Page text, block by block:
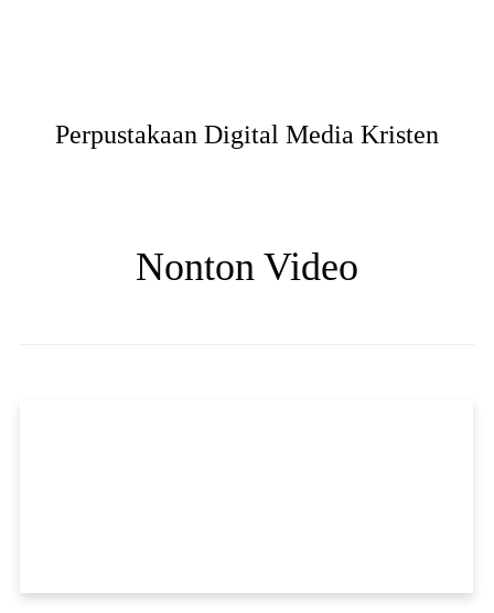
Perpustakaan Digital Media Kristen
Nonton Video